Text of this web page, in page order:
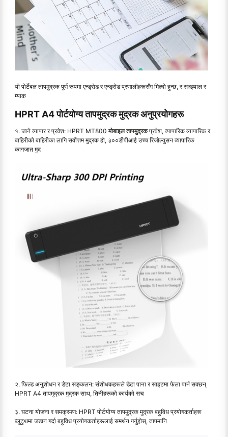
यी पोर्टेबल तापमुद्रक पूर्ण रूपमा एन्ड्रोड र एन्ड्रोड प्रणालीहरूसँग मिल्दो हुन्छ, र सञ्झ्याल र
म्याक
HPRT A4 पोर्टयोग्य तापमुद्रक मुद्रक अनुप्रयोगहरू
१. जाने व्यापार र प्रवेश: HPRT MT800 मोबाइल तापमुद्रकप्रवेश, व्यापारिक व्यापारिक र
बाहिरीको बाहिरीका लागि सर्वोत्तम मुद्रक हो, ३००डीपीआई उच्च रिजोल्युसन व्यापारिक
कागजात मुद
२. फिल्ड अनुशोधन र डेटा सङ्कलन: संशोधकहरूले डेटा पाना र साइटमा फेला पार्न सक्छन्
HPRT A4 तापमुद्रक मुद्रक साथ, तिनीहरूको कार्यको सच
३. घटना योजना र समक्रमण: HPRT पोर्टयोग्य तापमुद्रक मुद्रक बहुविध प्रयोगकर्ताहरू
ब्लुटुथमा जडान गर्दा बहुविध प्रयोगकर्ताहरूलाई समर्थन गर्नुहोस्, तापमानि